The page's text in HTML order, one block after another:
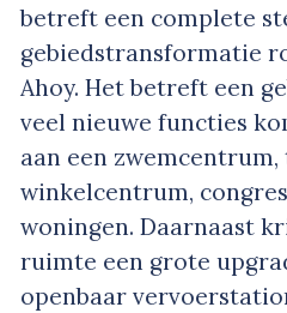
betreft een complete
gebiedstransformatie
Ahoy. Het betreft een
veel nieuwe functies
aan een
winkelcentrum,
woningen. Daarnaast
ruimte een grote
openbaar